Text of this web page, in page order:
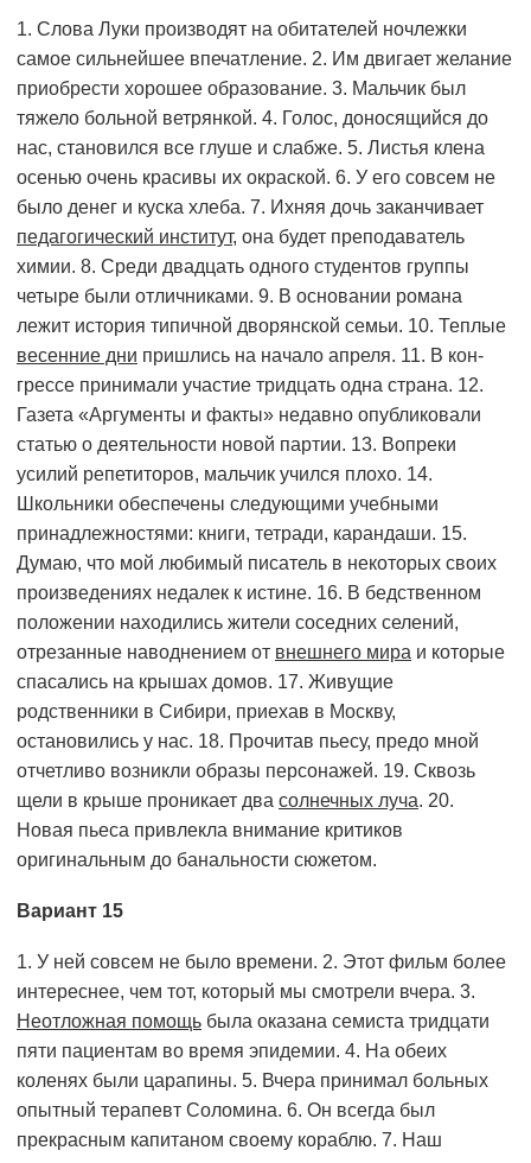
1. Слова Луки производят на обитателей ночлежки
самое сильнейшее впечатление. 2. Им двигает желание
приобрести хорошее образование. 3. Мальчик был
тяжело больной ветрянкой. 4. Голос, доносящийся до
нас, становился все глуше и слабже. 5. Листья клена
осенью очень красивы их окраской. 6. У его совсем не
было денег и куска хлеба. 7. Ихняя дочь заканчивает
педагогический институт, она будет преподаватель
химии. 8. Среди двадцать одного студентов группы
четыре были отличниками. 9. В основании романа
лежит история типичной дворянской семьи. 10. Теплые
весенние дни пришлись на начало апреля. 11. В кон­
грессе принимали участие тридцать одна страна. 12.
Газета «Аргументы и факты» недавно опубликовали
статью о деятельности новой партии. 13. Вопреки
усилий репетиторов, мальчик учился плохо. 14.
Школьники обеспечены следующими учебными
принадлежностями: книги, тетради, карандаши. 15.
Думаю, что мой любимый писатель в некоторых своих
произведениях недалек к истине. 16. В бедственном
положении находились жители соседних селений,
отрезанные наводнением от внешнего мира и которые
спасались на крышах домов. 17. Живущие
родственники в Сибири, приехав в Москву,
остановились у нас. 18. Прочитав пьесу, предо мной
отчетливо возникли образы персонажей. 19. Сквозь
щели в крыше проникает два солнечных луча. 20.
Новая пьеса привлекла внимание критиков
оригинальным до банальности сюжетом.
Вариант 15
1. У ней совсем не было времени. 2. Этот фильм более
интереснее, чем тот, который мы смотрели вчера. 3.
Неотложная помощь была оказана семиста тридцати
пяти пациентам во время эпидемии. 4. На обеих
коленях были царапины. 5. Вчера принимал больных
опытный терапевт Соломина. 6. Он всегда был
прекрасным капитаном своему кораблю. 7. Наш